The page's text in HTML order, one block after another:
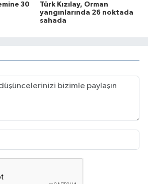
30
Türk Kızılay, Orman
yangınlarında 26 noktada
sahada